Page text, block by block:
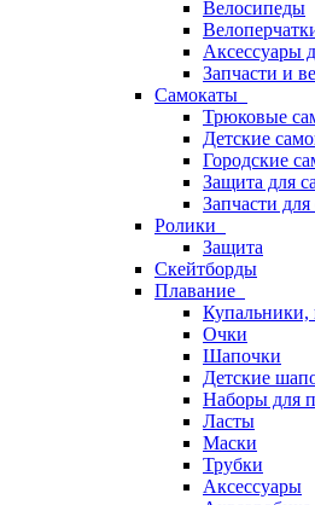
Велосипеды
Аксессуары
Запчасти и
Самокаты
Трюковые
Детские
Городские
Защита для
Запчасти для
Ролики
Защита
Скейтборды
Плавание
Купальники,
Очки
Шапочки
Детские
Наборы для
Ласты
Маски
Трубки
Аксессуары